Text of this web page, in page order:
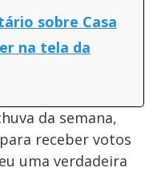
sobre Casa
na tela da
da semana,
receber votos
uma verdadeira